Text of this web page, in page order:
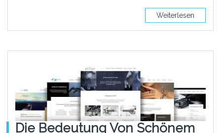
Weiterlesen
Die Bedeutung Von Schönem